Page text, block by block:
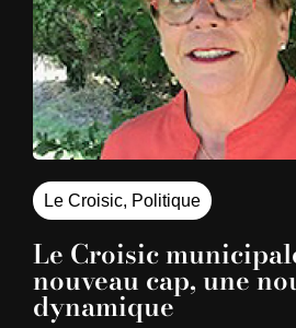
Le Croisic, Politique
Le Croisic
nouveau cap, une
dynamique